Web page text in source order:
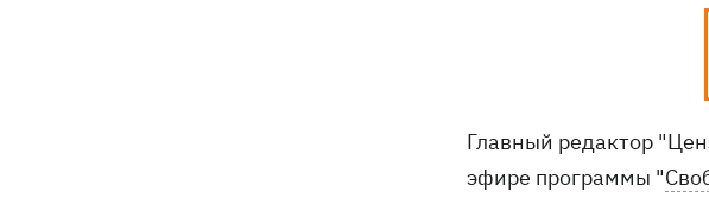
Главный редактор
эфире программы "